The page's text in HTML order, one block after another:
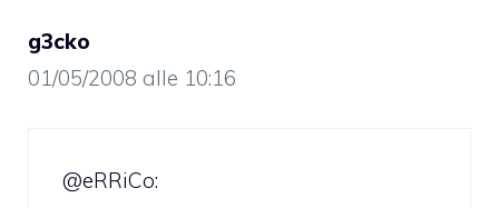
g3cko
01/05/2008 alle 10:16
@eRRiCo: